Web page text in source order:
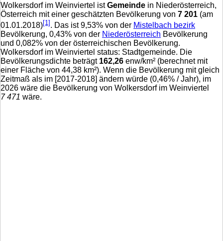
Wolkersdorf im Weinviertel istGemeinde in Niederösterreich,
Österreich mit einer geschätzten Bevölkerung von 7 201 (am
01.01.2018)[1] . Das ist9,53% von der Mistelbach bezirk
Bevölkerung, 0,43% von der Niederösterreich Bevölkerung
und 0,082% von der österreichischen Bevölkerung.
Wolkersdorf im Weinviertel status: Stadtgemeinde. Die
Bevölkerungsdichte beträgt 162,26 enw/km² (berechnet mit
einer Fläche von 44,38 km²). Wenn die Bevölkerung mit gleich
Zeitmaß als im [2017-2018] ändern würde (0,46% / Jahr), im
2026 wäre die Bevölkerung von Wolkersdorf im Weinviertel
7 471 wäre.